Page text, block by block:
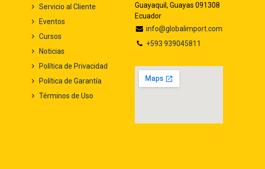
Servicio al Cliente
Eventos
Cursos
Noticias
Política de Privacidad
Política de Garantía
Términos de Uso
Guayaquil, Guayas 091308
Ecuador
info@globalimport.com
+593 939045811